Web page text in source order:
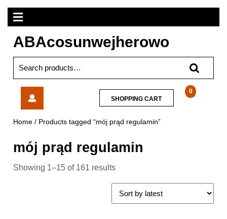
Skip
content
Open
Menu
ABAcosunwejherowo
for:
SN570
M.2
NVMe
0
SHOPPING CARTSHOPPING
CART
Home / Products tagged “mój prąd regulamin”
mój prąd regulamin
Showing 1–15 of 161 results